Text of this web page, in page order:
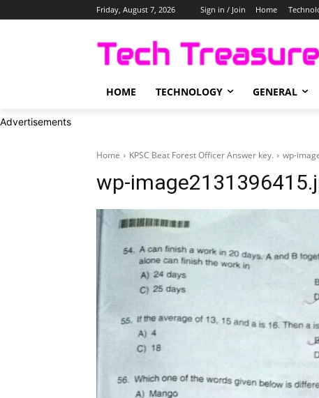
Friday, August 7, 2026 Sign in / Join Home
HOME TECHNOLOGY GENERAL
Advertisements
Home KPSC Beat Forest Officer Answer key. wp-
wp-